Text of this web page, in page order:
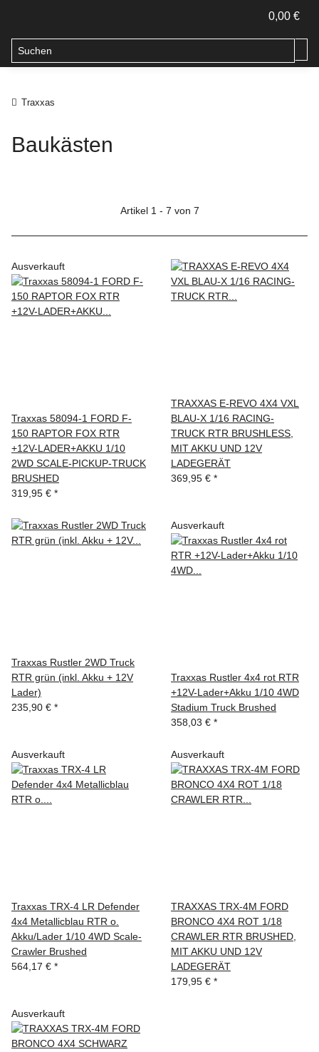
0,00 €
Traxxas
Baukästen
Artikel 1 - 7 von 7
Ausverkauft
Traxxas 58094-1 FORD F-
150 RAPTOR FOX RTR
+12V-LADER+AKKU 1/10
2WD SCALE-PICKUP-TRUCK
BRUSHED
319,95 € *
TRAXXAS E-REVO 4X4 VXL
BLAU-X 1/16 RACING-
TRUCK RTR BRUSHLESS,
MIT AKKU UND 12V
LADEGERÄT
369,95 € *
Traxxas Rustler 2WD Truck
RTR grün (inkl. Akku + 12V
Lader)
235,90 € *
Ausverkauft
Traxxas Rustler 4x4 rot RTR
+12V-Lader+Akku 1/10 4WD
Stadium Truck Brushed
358,03 € *
Ausverkauft
Traxxas TRX-4 LR Defender
4x4 Metallicblau RTR o.
Akku/Lader 1/10 4WD Scale-
Crawler Brushed
564,17 € *
Ausverkauft
TRAXXAS TRX-4M FORD
BRONCO 4X4 ROT 1/18
CRAWLER RTR BRUSHED,
MIT AKKU UND 12V
LADEGERÄT
179,95 € *
Ausverkauft